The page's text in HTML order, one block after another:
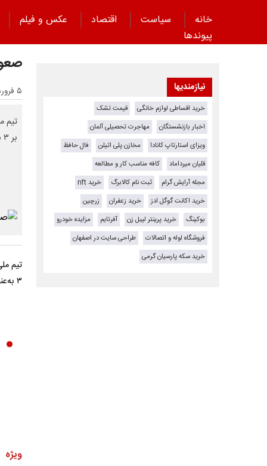
خانه سیاست اقتصاد عکس و فیلم
پیوند‌ها
۵ فروردین ۱۴۰۴ - ۱۷:۳۰
بر ۳ به‌عنوان صدرنشین گروهش به مرحله حذفی رقابت‌های آسیایی صعود کرد.
۳ به‌عنوان صدرنشین گروهش به مرحله حذفی رقابت‌های آسیایی صعود کرد.
ویژه
نیازمندیها
خرید اقساطی لوازم خانگی
قیمت تشک
اخبار بازنشستگان
مهاجرت تحصیلی آلمان
ویزای استارتاپ کانادا
مخازن پلی اتیلن
فال حافظ
قلیان میرداماد
کافه مناسب کار و مطالعه
مجله آرایش گرام
ثبت نام کالابرگ
خرید nft
خرید اکانت گوگل ادز
خرید زعفران
زرچین
بوکینگ
خرید پرینتر لیبل زن آفرتایم
مزایده خودرو
فروشگاه لوله و اتصالات
طراحی سایت در اصفهان
خرید سکه پارسیان گرمی